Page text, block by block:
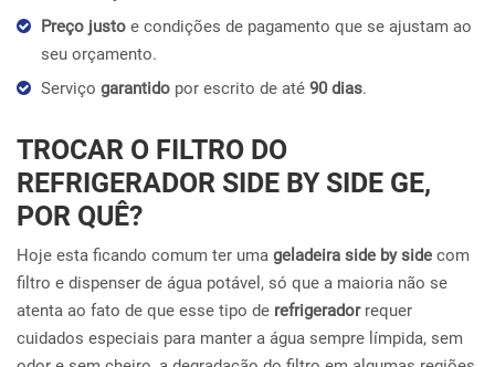
Preço justo e condições de pagamento que se ajustam ao
seu orçamento.
Serviço garantido por escrito de até 90 dias.
TROCAR O FILTRO DO
REFRIGERADOR SIDE BY SIDE GE,
POR QUÊ?
Hoje esta ficando comum ter uma geladeira side by side com
filtro e dispenser de água potável, só que a maioria não se
atenta ao fato de que esse tipo de refrigeradorrequer
cuidados especiais para manter a água sempre límpida, sem